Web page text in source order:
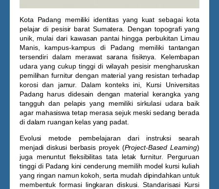
Kota Padang memiliki identitas yang kuat sebagai kota
pelajar di pesisir barat Sumatera. Dengan topografi yang
unik, mulai dari kawasan pantai hingga perbukitan Limau
Manis, kampus-kampus di Padang memiliki tantangan
tersendiri dalam merawat sarana fisiknya. Kelembapan
udara yang cukup tinggi di wilayah pesisir mengharuskan
pemilihan furnitur dengan material yang resistan terhadap
korosi dan jamur. Dalam konteks ini, Kursi Universitas
Padang harus didesain dengan material kerangka yang
tangguh dan pelapis yang memiliki sirkulasi udara baik
agar mahasiswa tetap merasa sejuk meski sedang berada
di dalam ruangan kelas yang padat.
Evolusi metode pembelajaran dari instruksi searah
menjadi diskusi berbasis proyek (Project-Based Learning)
juga menuntut fleksibilitas tata letak furnitur. Perguruan
tinggi di Padang kini cenderung memilih model kursi kuliah
yang ringan namun kokoh, serta mudah dipindahkan untuk
membentuk formasi lingkaran diskusi. Standarisasi Kursi